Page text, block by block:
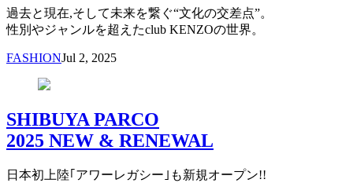
過去と現在,そして未来を繋ぐ“文化の交差点”。
性別やジャンルを超えたclub KENZOの世界。
FASHIONJul 2, 2025
SHIBUYA PARCO
2025 NEW & RENEWAL
日本初上陸｢アワーレガシー｣も新規オープン!!